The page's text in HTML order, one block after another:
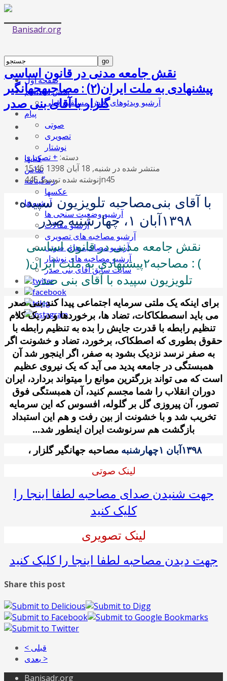
صفحه اول
پخش مستقیم
آرشیو ویدئوهای پخش مستقیم قبلی
پیام
صوتی
تصویری
نوشتار
کتابها
تماس
زندگینامه
عکسها
آرشیو ها
آرشیو وضعیت سنجی ها
آرشیو مقالات
آرشیو مصاخبه های تصویری
آرشیو مصاخبه های صوتی
آرشیو مصاخبه های نوشتار
سایت سابق آقای بنی صدر
نقش جامعه مدنی در قانون اساسی
پیشنهادی به ملت ایران(۲) : مصاحبهجهانگیر
گلزار با آقای بنی صدر
دسته: + تصویری
منتشر شده در شنبه, 18 آبان 1398 15:46
نوشته شده توسط 445jn45
مصاحبه تلویزیون سپیدهبا آقای بنی
صدر، چهارشنبه۱ آبان۱۳۹۸
نقش جامعه مدنی در قانون اساسی
پیشنهادی به ملت ایران(۲) : مصاحبه
تلویزیون سپیده با آقای بنی صدر
بنی صدر:برای اینکه یک ملتی سرمایه اجتماعی پیدا کند
می باید اسصطکاکات، تضاد ها، برخوردها و در یک کلام
تنظیم رابطه با قدرت جایش را بده به تنظیم رابطه با
حقوق بطوری که اصطکاک، برخورد، تضاد و خشونت اگر
به صفر نرسد نزدیک بشود به صفر، اگر اینجور شد آن
همبستگی در جامعه پدید می آید که یک نیروی عظیم
است که می تواند بزرگترین موانع را میتواند بردارد، ایران
دوران انقلاب را شما مجسم کنید، آن همبستگی فوق
تصور، آن پیروزی گل بر گلوله، افسوس که این سرمایه
تخریب شد و با خشونت از بین رفت و هم این استبداد
بازگشت هم سرنوشت ایران اینطور شد...
مصاحبه جهانگیر گلزار ، چهارشنبه۱ آبان ۱۳۹۸
لینک صوتی
جهت شنیدن صدای مصاحبه لطفا اینجا را
کلیک کنید
لینک تصویری
جهت دیدن مصاحبه لطفا اینجا را کلیک کنید
Share this post
< قبلی
بعدی >
Banisadr.org